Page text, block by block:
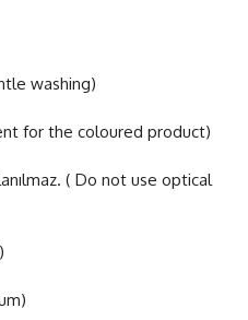
washing)
for the coloured product)
( Do not use optical